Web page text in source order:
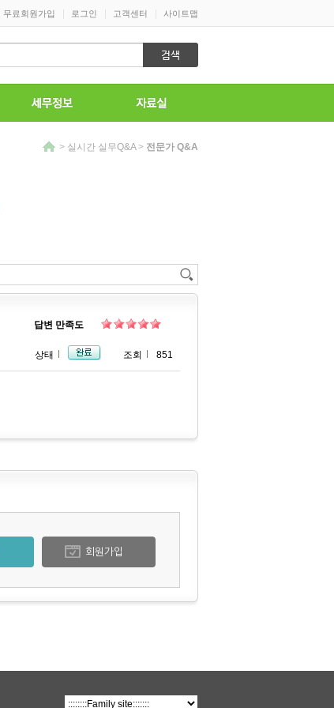
무료회원가입 로그인 고객센터 사이트맵
> 실시간 실무Q&A> 전문가 Q&A
답변 만족도
상태 조회 851
회원가입